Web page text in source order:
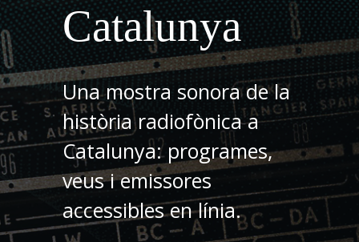
Catalunya
Una mostra sonora de la
història radiofònica a
Catalunya: programes,
veus i emissores
accessibles en línia.